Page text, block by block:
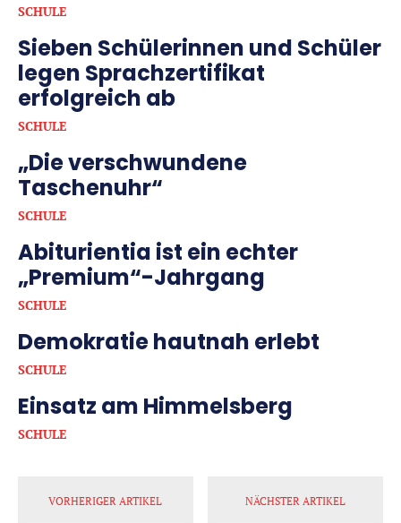
SCHULE
Sieben Schülerinnen und Schüler
legen Sprachzertifikat
erfolgreich ab
SCHULE
„Die verschwundene
Taschenuhr“
SCHULE
Abiturientia ist ein echter
„Premium“-Jahrgang
SCHULE
Demokratie hautnah erlebt
SCHULE
Einsatz am Himmelsberg
SCHULE
VORHERIGER ARTIKEL NÄCHSTER ARTIKEL